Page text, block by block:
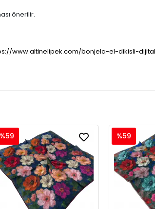
önerilir.
www.altinelipek.com/bonjela-el-dikisli-
%59 %59